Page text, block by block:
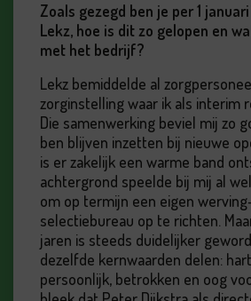
Zoals gezegd ben je per 1
Lekz, hoe is dit zo gelopen en
met het bedrijf?
Lekz bemiddelde al
zorginstelling waar ik als interim
Die samenwerking beviel mij zo
ben blijven inzetten bij nieuwe
is er zakelijk een warme band
achtergrond speelde bij mij al
om op termijn een eigen
selectiebureau op te richten.
jaren is steeds duidelijker
dezelfde kernwaarden delen:
persoonlijk, betrokken en oog